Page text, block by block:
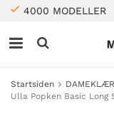
4000 MODELLER
Startsiden
Ulla Popken Basic